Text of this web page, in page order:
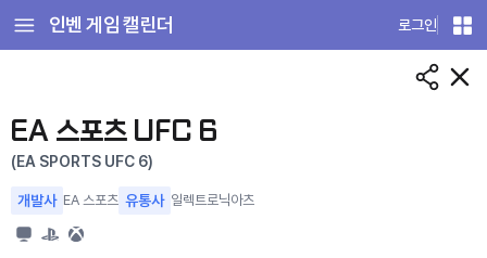
인벤 게임 캘린더 로그인
세
EA 스포츠 UFC 6
(EA SPORTS UFC 6)
개발사 EA 스포츠 유통사 일렉트로닉아츠